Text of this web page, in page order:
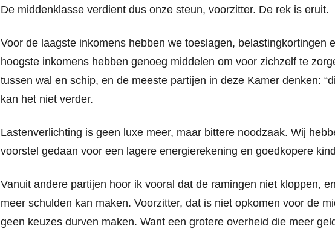
De middenklasse verdient dus onze steun, voorzitter. De rek is eruit.
Voor de laagste inkomens hebben we toeslagen, belastingkortingen
hoogste inkomens hebben genoeg middelen om voor zichzelf te
tussen wal en schip, en de meeste partijen in deze Kamer denken:
kan het niet verder.
Lastenverlichting is geen luxe meer, maar bittere noodzaak. Wij
voorstel gedaan voor een lagere energierekening en goedkopere
Vanuit andere partijen hoor ik vooral dat de ramingen niet kloppen,
meer schulden kan maken. Voorzitter, dat is niet opkomen voor de
geen keuzes durven maken. Want een grotere overheid die meer